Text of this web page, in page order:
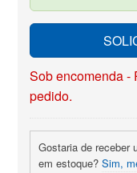
Sob encomenda -
pedido.
Gostaria de receber
em estoque?Sim,